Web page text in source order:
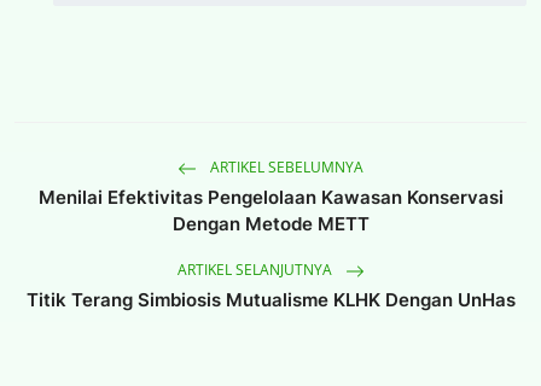
ARTIKEL SEBELUMNYA
Menilai Efektivitas Pengelolaan Kawasan Konservasi
Dengan Metode METT
ARTIKEL SELANJUTNYA
Titik Terang Simbiosis Mutualisme KLHK Dengan UnHas